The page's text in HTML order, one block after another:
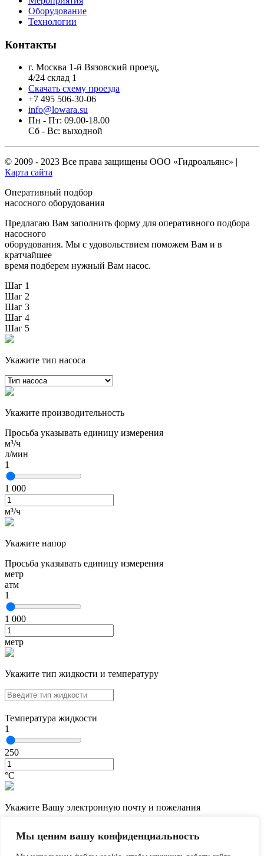
Мы ценим вашу конфиденциальность
Оборудование
Технологии
Контакты
г. Москва 1-й Вязовский проезд,
4/24 склад 1
Скачать схему проезда
+7 495 506-30-06
info@lowara.su
Пн - Пт: 09.00-18.00
Сб - Вс: выходной
© 2009 - 2023 Все права защищены ООО «Гидроальянс» |
Карта сайта
Оперативный подбор
насосного оборудования
Предлагаю Вам заполнить форму для оперативного подбора
насосного
оборудования. Мы с удовольствием поможем Вам и в
кратчайшее
время подберем нужный Вам насос.
Шаг 1
Шаг 2
Шаг 3
Шаг 4
Шаг 5
Укажите тип насоса
Укажите производительность
Просьба указывать единицу измерения
м³/ч
л/мин
1
1 000
м³/ч
Укажите напор
Просьба указывать единицу измерения
метр
атм
1
1 000
метр
Укажите тип жидкости и температуру
Температура жидкости
1
250
°С
Укажите Вашу электронную почту и пожелания